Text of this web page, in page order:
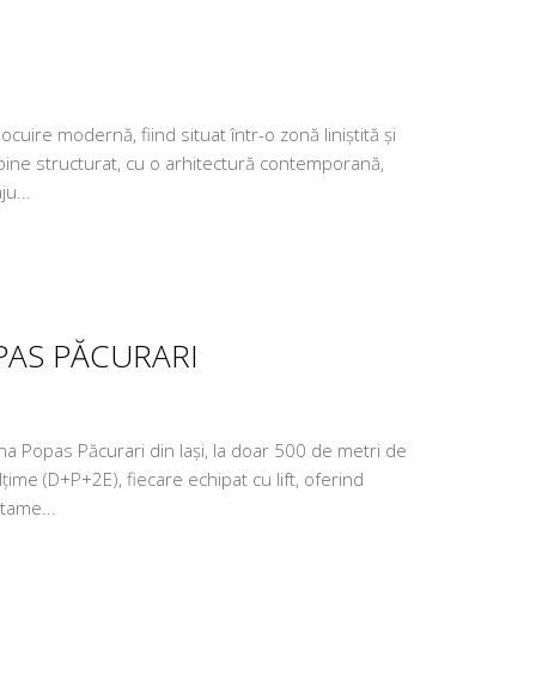
modernă, fiind situat într-o zonă liniștită și
structurat, cu o arhitectură contemporană,
PĂCURARI
Popas Păcurari din Iași, la doar 500 de metri de
(D+P+2E), fiecare echipat cu lift, oferind